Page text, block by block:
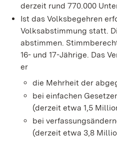
derzeit rund 770.000
Ist das Volksbegehren
Volksabstimmung statt.
abstimmen.
16- und 17-Jährige. Das
er
die Mehrheit der
bei einfachen
(derzeit etwa 1,5
bei
(derzeit etwa 3,8